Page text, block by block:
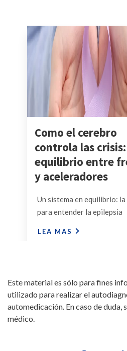
Como el cerebro
controla las
equilibrio entre
y aceleradores
Un sistema en equilibrio:
para entender la epilepsia
LEA MAS
Este material es sólo para fines
utilizado para realizar el
automedicación. En caso de duda,
médico.